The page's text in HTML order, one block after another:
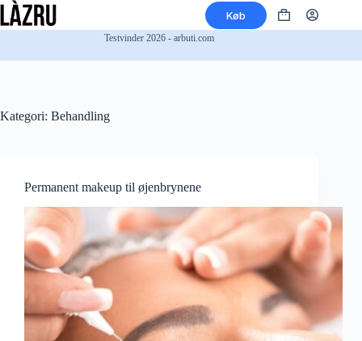
Fortsæt
til
Køb Indkøbskurv
Testvinder 2026 - arbuti.com
Kategori: Behandling
Permanent makeup til øjenbrynene